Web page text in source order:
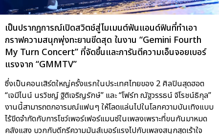
เป็นปรากฏการณ์เปิดสวิตช์สู่โมเมนต์ฟันแอนด์ฟินที่ทำเอา
กราฟความสนุกพุ่งทะยานขีดสุด ในงาน “Gemini Fourth
My Turn Concert” ที่จัดขึ้นและการันตีความเอ็นจอยเบอร์
แรงจาก “GMMTV”
ซึ่งเป็นคอนเสิร์ตใหญ่ครั้งแรกในประเทศไทยของ 2 ศิลปินสุดฮอต
“เจมีไนน์ นรวิชญ์ ฐิติเจริญรักษ์” และ “โฟร์ท ณัฐวรรธน์ จิโรชน์ธิกุล”
งานนี้สามารถตกอารมณ์แฟนๆ ให้โลดแล่นไปในโลกความบันเทิงแบบ
ไร้ขีดจำกัดกับการโชว์เพอร์เฟอร์แมนซ์ในเพลงเพราะที่ขนกันมาหมด
คลังแสง บวกกับดีกรีความมันส์เบอร์แรงไปกับเพลงสนุกสุดเร้าใจ